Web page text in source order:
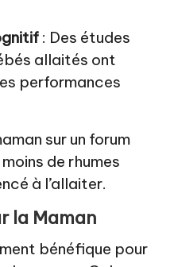
: Des études
allaités ont
performances
sur un forum
de rhumes
à l’allaiter.
la Maman
bénéfique pour